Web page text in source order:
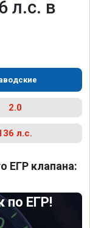
л.с. в
2.0
л.с.
ЕГР клапана:
по ЕГР!